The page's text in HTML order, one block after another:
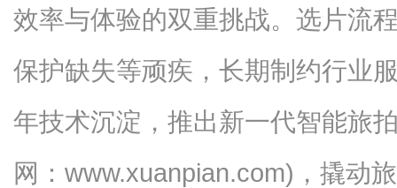
效率与体验的双重挑战。选片流
保护缺失等顽疾，长期制约行业
年技术沉淀，推出新一代智能旅
网：www.xuanpian.com)，撬动